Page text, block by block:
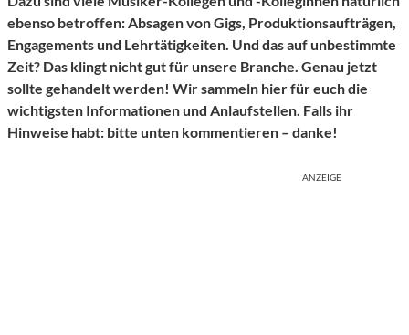
ebenso betroffen: Absagen von Gigs, Produktionsaufträgen,
Engagements und Lehrtätigkeiten. Und das auf unbestimmte
Zeit? Das klingt nicht gut für unsere Branche. Genau jetzt
sollte gehandelt werden! Wir sammeln hier für euch die
wichtigsten Informationen und Anlaufstellen. Falls ihr
Hinweise habt: bitte unten kommentieren – danke!
ANZEIGE